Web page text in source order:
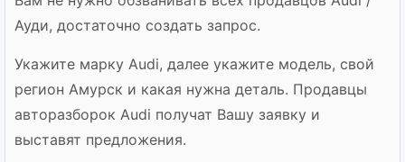
Ауди, достаточно создать запрос.
Укажите марку Audi, далее укажите модель, свой
регион Амурск и какая нужна деталь. Продавцы
авторазборок Audi получат Вашу заявку и
выставят предложения.